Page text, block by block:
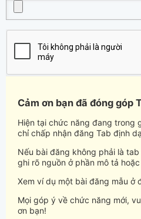
Tắt quảng cáo
Cảm ơn bạn đã đóng góp
Hiện tại chức năng đang trong
chỉ chấp nhận đăng Tab định
Nếu bài đăng không phải là
ghi rõ nguồn ở phần mô tả
Xem ví dụ một bài đăng mẫu ở
Mọi góp ý về chức năng mới,
ơn bạn!